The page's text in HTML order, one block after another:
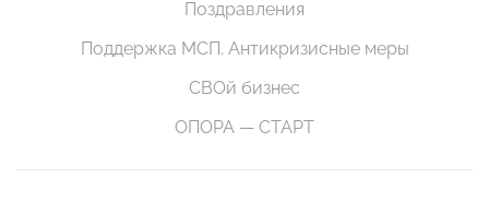
Поздравления
Поддержка МСП. Антикризисные меры
СВОй бизнес
ОПОРА — СТАРТ